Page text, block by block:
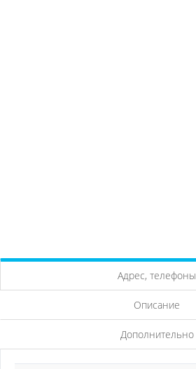
Адрес, телефоны
Описание
Дополнительно